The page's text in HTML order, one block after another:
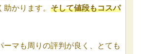
助かります。 そして値段もコスパ
ーマも周りの評判が良く、とても